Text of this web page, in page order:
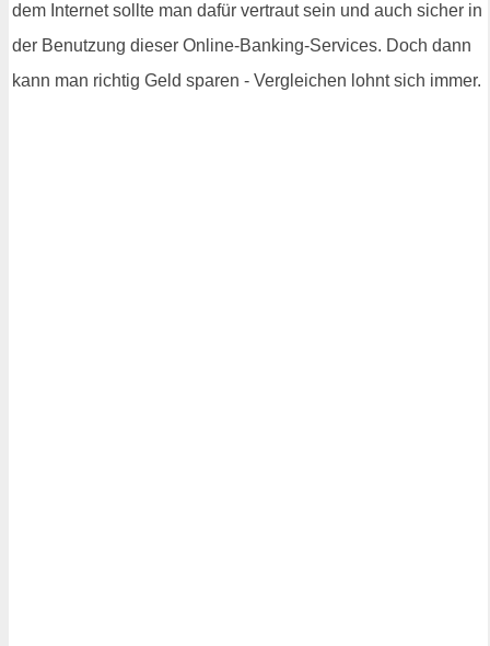
dem Internet sollte man dafür vertraut sein und auch sicher in
der Benutzung dieser Online-Banking-Services. Doch dann
kann man richtig Geld sparen - Vergleichen lohnt sich immer.